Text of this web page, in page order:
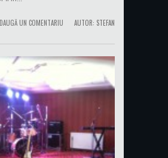
UN COMENTARIU AUTOR: STEFAN